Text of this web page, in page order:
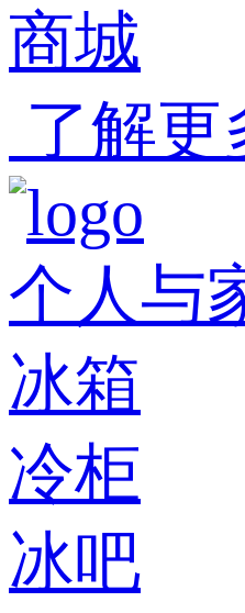
商城
了解更
个人与
冰箱
冷柜
冰吧